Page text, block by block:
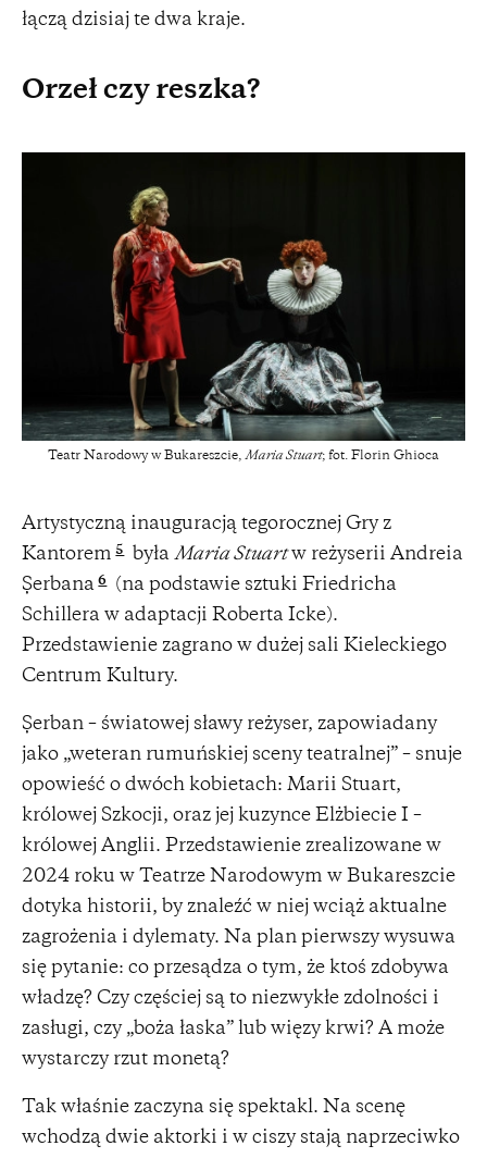
łączą dzisiaj te dwa kraje.
Orzeł czy reszka?
Teatr Narodowy w Bukareszcie, Maria Stuart; fot. Florin Ghioca
Artystyczną inauguracją tegorocznej Gry z
Kantorem 5 była Maria Stuartw reżyserii Andreia
Șerbana 6
(na podstawie sztuki Friedricha
Schillera w adaptacji Roberta Icke).
Przedstawienie zagrano w dużej sali Kieleckiego
Centrum Kultury.
Șerban – światowej sławy reżyser, zapowiadany
jako „weteran rumuńskiej sceny teatralnej” – snuje
opowieść o dwóch kobietach: Marii Stuart,
królowej Szkocji, oraz jej kuzynce Elżbiecie I –
królowej Anglii. Przedstawienie zrealizowane w
2024 roku w Teatrze Narodowym w Bukareszcie
dotyka historii, by znaleźć w niej wciąż aktualne
zagrożenia i dylematy. Na plan pierwszy wysuwa
się pytanie: co przesądza o tym, że ktoś zdobywa
władzę? Czy częściej są to niezwykłe zdolności i
zasługi, czy „boża łaska” lub więzy krwi? A może
wystarczy rzut monetą?
Tak właśnie zaczyna się spektakl. Na scenę
wchodzą dwie aktorki i w ciszy stają naprzeciwko